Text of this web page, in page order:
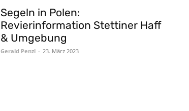
Segeln in Polen:
Revierinformation Stettiner Haff
& Umgebung
Gerald Penzl - 23. März 2023